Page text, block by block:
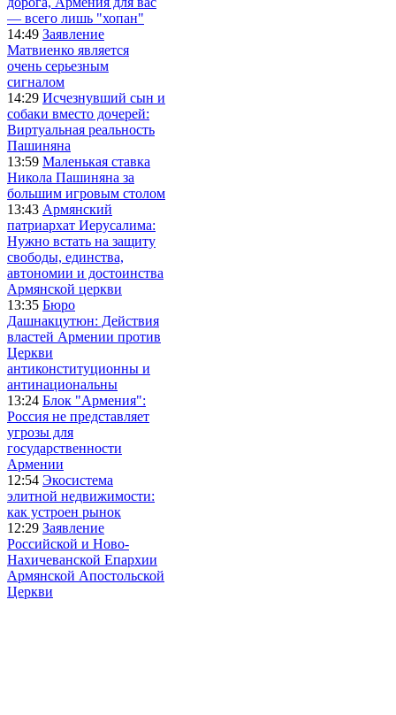
— всего лишь "хопан"
14:49 Заявление
Матвиенко является
очень серьезным
сигналом
14:29 Исчезнувший сын и
собаки вместо дочерей:
Виртуальная реальность
Пашиняна
13:59 Маленькая ставка
Никола Пашиняна за
большим игровым столом
13:43 Армянский
патриархат Иерусалима:
Нужно встать на защиту
свободы, единства,
автономии и достоинства
Армянской церкви
13:35 Бюро
Дашнакцутюн: Действия
властей Армении против
Церкви
антиконституционны и
антинациональны
13:24 Блок "Армения":
Россия не представляет
угрозы для
государственности
Армении
12:54 Экосистема
элитной недвижимости:
как устроен рынок
12:29 Заявление
Российской и Ново-
Нахичеванской Епархии
Армянской Апостольской
Церкви